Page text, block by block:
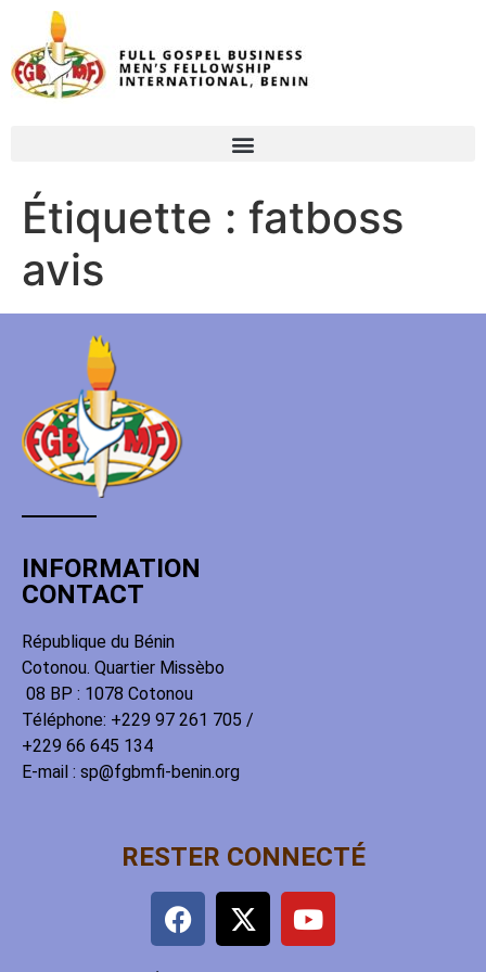
Étiquette : fatboss
avis
INFORMATION
CONTACT
République du Bénin
Cotonou. Quartier Missèbo
08 BP : 1078 Cotonou
Téléphone: +229 97 261 705 /
+229 66 645 134
E-mail : sp@fgbmfi-benin.org
RESTER CONNECTÉ